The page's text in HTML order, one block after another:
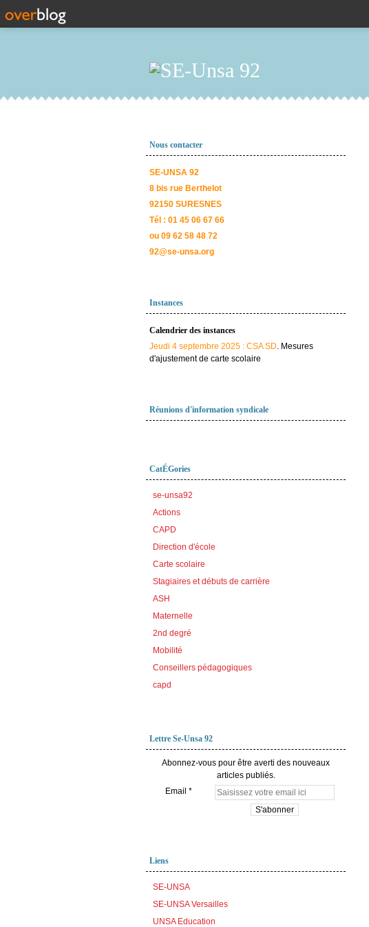
Nous contacter
SE-UNSA 92
8 bis rue Berthelot
92150 SURESNES
Tél : 01 45 06 67 66
ou 09 62 58 48 72
92@se-unsa.org
Instances
Calendrier des instances
Jeudi 4 septembre 2025 : CSA SD. Mesures
d'ajustement de carte scolaire
Réunions d'information syndicale
CatÉGories
se-unsa92
Actions
CAPD
Direction d'école
Carte scolaire
Stagiaires et débuts de carrière
ASH
Maternelle
2nd degré
Mobilité
Conseillers pédagogiques
capd
Lettre Se-Unsa 92
Abonnez-vous pour être averti des nouveaux
articles publiés.
Email
Liens
SE-UNSA
SE-UNSA Versailles
UNSA Education